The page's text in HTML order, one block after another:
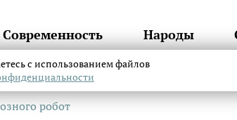
Современность Народы
робот
с использованием файлов